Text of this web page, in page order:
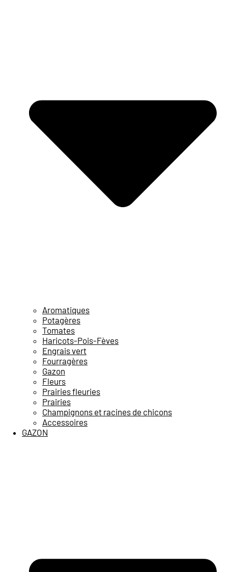
Aromatiques
Potagères
Tomates
Haricots-Pois-Fèves
Engrais vert
Fourragères
Gazon
Fleurs
Prairies fleuries
Prairies
Champignons et racines de chicons
Accessoires
GAZON